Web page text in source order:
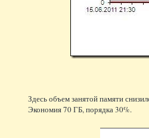
Здесь объем занятой памяти
Экономия 70 ГБ, порядка 30%.